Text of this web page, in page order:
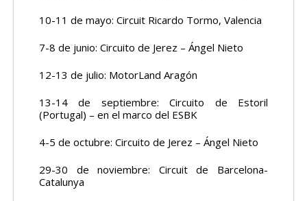
10-11 de mayo: Circuit Ricardo Tormo, Valencia
7-8 de junio: Circuito de Jerez – Ángel Nieto
12-13 de julio: MotorLand Aragón
13-14 de septiembre: Circuito de Estoril
(Portugal) – en el marco del ESBK
4-5 de octubre: Circuito de Jerez – Ángel Nieto
29-30 de noviembre: Circuit de Barcelona-
Catalunya